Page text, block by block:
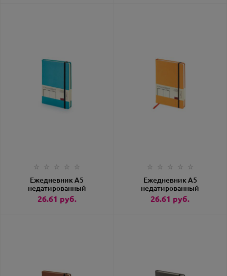
Ежедневник А5
недатированный
«Megapolis Velvet»
морская волна
26.61 руб.
Ежедневник А5
недатированный
«Megapolis Velvet»
оранжевый
26.61 руб.